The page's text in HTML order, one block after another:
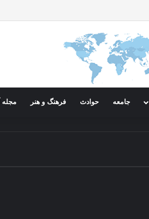
جامعه حوادث فرهنگ و هنر مجله